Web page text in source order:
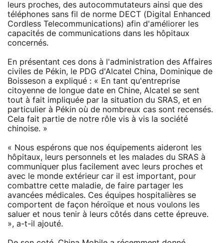
leurs proches, des autocommutateurs ainsi que des
téléphones sans fil de norme DECT (Digital Enhanced
Cordless Telecommunications) afin d'améliorer les
capacités de communications dans les hôpitaux
concernés.
En présentant ces dons à l'administration des Affaires
civiles de Pékin, le PDG d'Alcatel China, Dominique de
Boisseson a expliqué : « En tant qu'entreprise
citoyenne de longue date en Chine, Alcatel se sent
tout à fait impliquée par la situation du SRAS, et en
particulier à Pékin où de nombreux cas sont recensés.
Cela fait partie de notre rôle vis à vis la société
chinoise. »
« Nous espérons que nos équipements aideront les
hôpitaux, leurs personnels et les malades du SRAS à
communiquer plus facilement avec leurs proches et
avec le monde extérieur car il est important, pour
combattre cette maladie, de faire partager les
avancées médicales. Ces équipes hospitalières se
comportent de façon héroïque et nous voulons les
saluer et nous tenir à leurs côtés dans cette épreuve.
», a-t-il ajouté.